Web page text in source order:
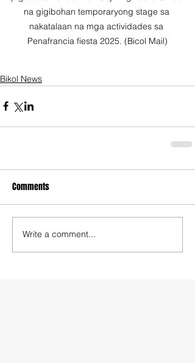
na gigibohan temporaryong stage sa
nakatalaan na mga actividades sa
Penafrancia fiesta 2025. (Bicol Mail)
Bikol News
Comments
Write a comment...